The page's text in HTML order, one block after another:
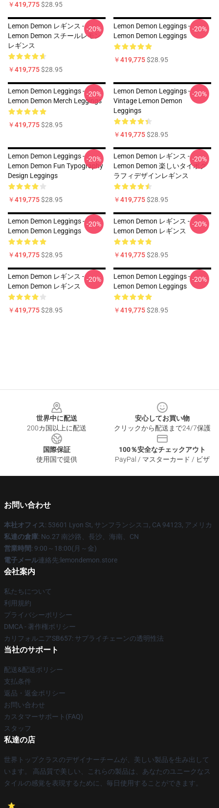
￥419,775$28.95
Lemon Demon レギンス -
Lemon Demon スチールレモン
レギンス
￥419,775$28.95
-20%
Lemon Demon Leggings -
Lemon Demon Leggings
￥419,775$28.95
-20%
Lemon Demon Leggings -
Lemon Demon Merch Leggings
￥419,775$28.95
-20%
Lemon Demon Leggings -
Vintage Lemon Demon
Leggings
￥419,775$28.95
-20%
Lemon Demon Leggings -
Lemon Demon Fun Typography
Design Leggings
￥419,775$28.95
-20%
Lemon Demon レギンス -
Lemon Demon 楽しいタイポグ
ラフィデザインレギンス
￥419,775$28.95
-20%
Lemon Demon Leggings -
Lemon Demon Leggings
￥419,775$28.95
-20%
Lemon Demon レギンス -
Lemon Demon レギンス
￥419,775$28.95
-20%
Lemon Demon レギンス -
Lemon Demon レギンス
￥419,775$28.95
-20%
Lemon Demon Leggings -
Lemon Demon Leggings
￥419,775$28.95
-20%
世界中に配送
200カ国以上に配送
安心してお買い物
クリックから配送まで24/7保護
国際保証
使用国で提供
100％安全なチェックアウト
PayPal / マスターカード / ビザ
お問い合わせ
本社オフィス: 53601 Lyon St, サンフランシスコ, CA 94123, アメリカ
私達の倉庫: No.27 南沙路、長沙、海南、CN
営業時間: 9:00～18:00(月～金)
電子メール連絡先:lemondemon.store
会社案内
私たちについて
利用規約
プライバシーポリシー
DMCA - 著作権ポリシー
カリフォルニアSB657: サプライチェーンの透明性法
当社のサポート
配送&配送ポリシー
支払条件
返品・返金ポリシー
お問い合わせ
カスタマーサポート(FAQ)
スタッフ
私達の店
世界トップクラスのデザイナーチームが、美しい製品を生み出して
います。 高品質で美しい、これらの製品は、あなたのユニークなス
タイルの感覚を表現するために、毎日使用することができます。